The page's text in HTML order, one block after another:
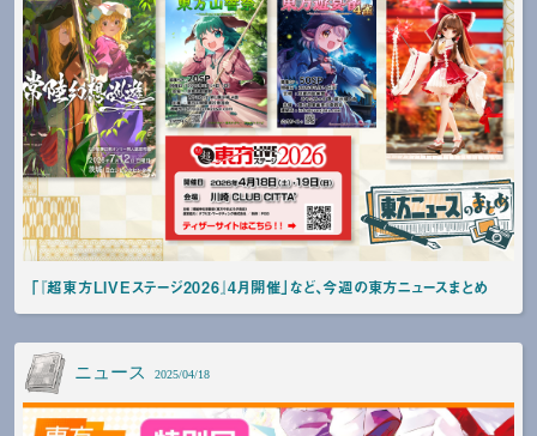
「『超東方LIVEステージ2026』4月開催」など、今週の東方ニュースまとめ
ニュース 2025/04/18